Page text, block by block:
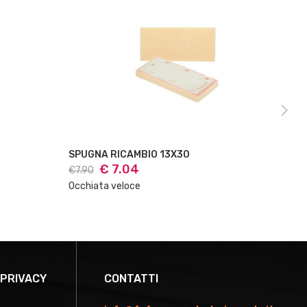
SPUGNA RICAMBIO 17X34
€11.71 € 10.42
Occhiata veloce
CONTATTI